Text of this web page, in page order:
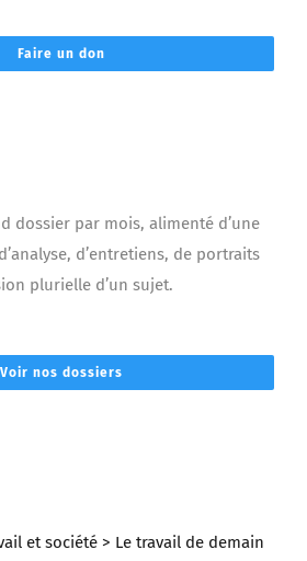
Faire un don
dossier par mois, alimenté d’une
d’entretiens, de portraits
plurielle d’un sujet.
Voir nos dossiers
et société > Le travail de demain